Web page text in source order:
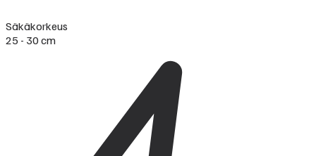
Säkäkorkeus
25 - 30 cm